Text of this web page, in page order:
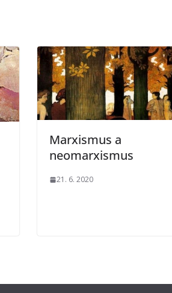
Marxismus a
neomarxismus
21. 6. 2020